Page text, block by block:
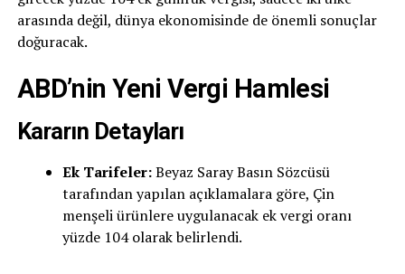
arasında değil, dünya ekonomisinde de önemli sonuçlar
doğuracak.
ABD’nin Yeni Vergi Hamlesi
Kararın Detayları
Ek Tarifeler:Beyaz Saray Basın Sözcüsü
tarafından yapılan açıklamalara göre, Çin
menşeli ürünlere uygulanacak ek vergi oranı
yüzde 104 olarak belirlendi.